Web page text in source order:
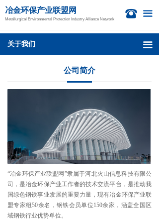
冶金环保产业联盟网
Metallurgical Environmental Protection Industry Alliance Network 뀰 끀
首页
新闻资讯
冶金活动
项目信息
国际新闻
公司简介
“冶金环保产业联盟网”隶属于河北火山信息科技有限公
司，是冶金环保产业工作者的技术交流平台，是推动我
国绿色钢铁事业发展的重要力量，现有冶金环保产业联
盟专家组50余名，钢铁会员单位150余家，涵盖全国区
域钢铁行业优势单位。
关于我们 끀
公司简介
企业信息
联系我们